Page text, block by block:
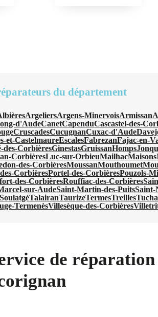
du département
ArgeliersArgens-MinervoisArmissan
d'AudeCanetCapenduCascastel-des-
CruscadesCucugnanCuxac-d'Aude
et-CastelmaureEscalesFabrezanFajac-en-
des-CorbièresGinestasGruissanHomps
CorbièresLuc-sur-OrbieuMailhacMaisons
des-CorbièresMoussanMouthoumet
CorbièresPortel-des-CorbièresPouzols-
des-CorbièresRouffiac-des-Corbières
sur-AudeSaint-Martin-des-PuitsSaint-
SoulatgéTalairanTaurizeTermesTreilles
TermenèsVillesèque-des-Corbières
de